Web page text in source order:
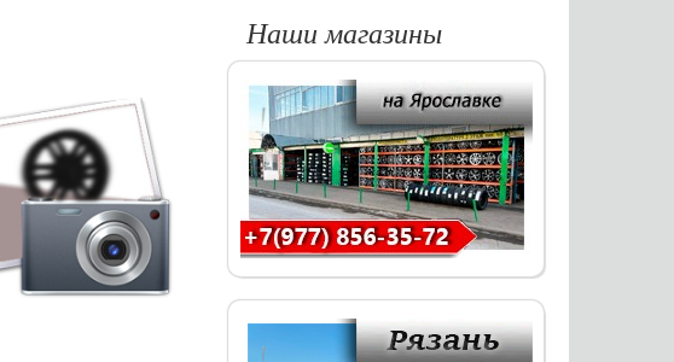
Наши магазины